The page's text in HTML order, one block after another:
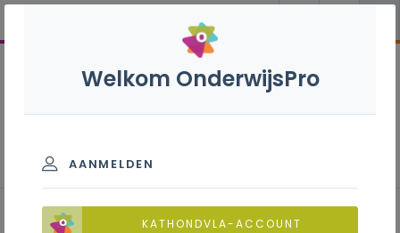
Welkom OnderwijsPro
AANMELDEN
KATHONDVLA-ACCOUNT